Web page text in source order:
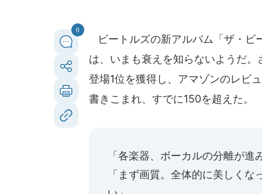
0
ビートルズの新アルバム「ザ・ビ
は、いまも衰えを知らないようだ
登場1位を獲得し、アマゾンのレビ
書きこまれ、すでに150を超えた。
「各楽器、ボーカルの分離が
「まず画質。全体的に美しく